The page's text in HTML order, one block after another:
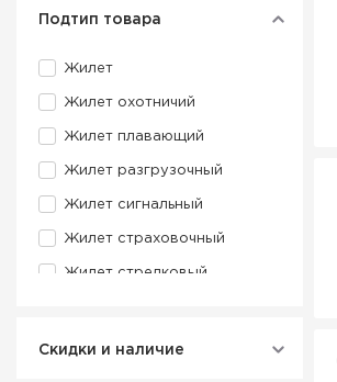
Подтип товара
Жилет
Жилет охотничий
Жилет плавающий
Жилет разгрузочный
Жилет сигнальный
Жилет страховочный
Жилет стрелковый
Скидки и наличие